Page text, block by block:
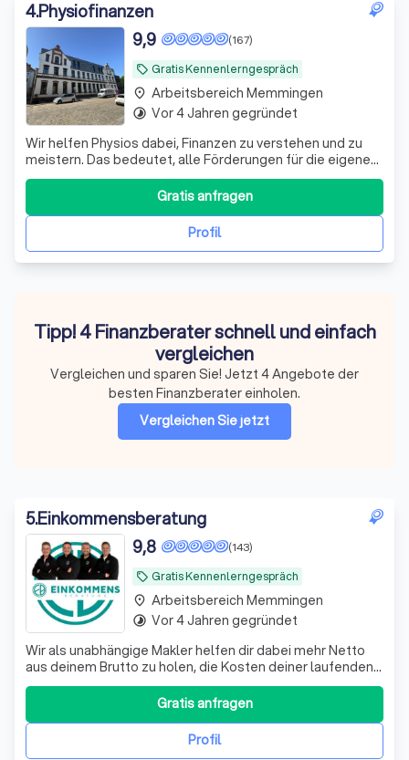
4.Physiofinanzen
local_offer Gratis Kennenlerngespräch
(167)
9,9
Wir helfen Physios dabei, Finanzen zu verstehen und zu
meistern. Das bedeutet, alle Förderungen für die eigene
Vorsorge und Absicherung richtig zu nutzen.
Profil
Gratis anfragen
place Arbeitsbereich Memmingen
timelapse Vor 4 Jahren gegründet
Tipp! 4 Finanzberater schnell und einfach
vergleichen
Vergleichen und sparen Sie! Jetzt 4 Angebote der
besten Finanzberater einholen.
Vergleichen Sie jetzt
5.Einkommensberatung
local_offer Gratis Kennenlerngespräch
(143)
9,8
Wir als unabhängige Makler helfen dir dabei mehr Netto
aus deinem Brutto zu holen, die Kosten deiner laufenden
Verträge zu reduzieren und deine Rentenlücke zu
Profil
Gratis anfragen
place Arbeitsbereich Memmingen
timelapse Vor 4 Jahren gegründet